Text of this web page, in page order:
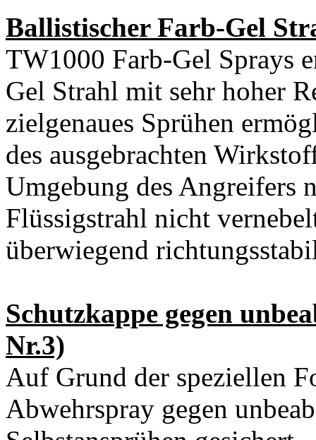
Ballistischer Farb-Gel
TW1000 Farb-Gel Sprays
Gel Strahl mit sehr hoher
zielgenaues Sprühen
des ausgebrachten
Umgebung des Angreifers
Flüssigstrahl nicht
überwiegend
Schutzkappe gegen
Nr.3)
Auf Grund der speziellen
Abwehrspray gegen